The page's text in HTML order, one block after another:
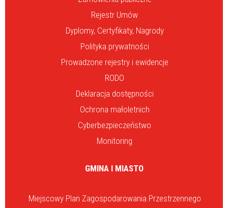
Rejestr Umów
Dyplomy, Certyfikaty, Nagrody
Polityka prywatności
Prowadzone rejestry i ewidencje
RODO
Deklaracja dostępności
Ochrona małoletnich
Cyberbezpieczeństwo
Monitoring
GMINA I MIASTO
Miejscowy Plan Zagospodarowania Przestrzennego